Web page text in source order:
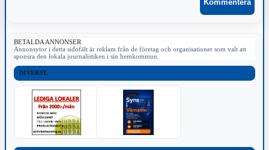
BETALDA ANNONSER
Annonsytor i detta sidofält är reklam från de företag och organisationer som valt att
sponsra den lokala journalistiken i sin hemkommun.
DIVERSE